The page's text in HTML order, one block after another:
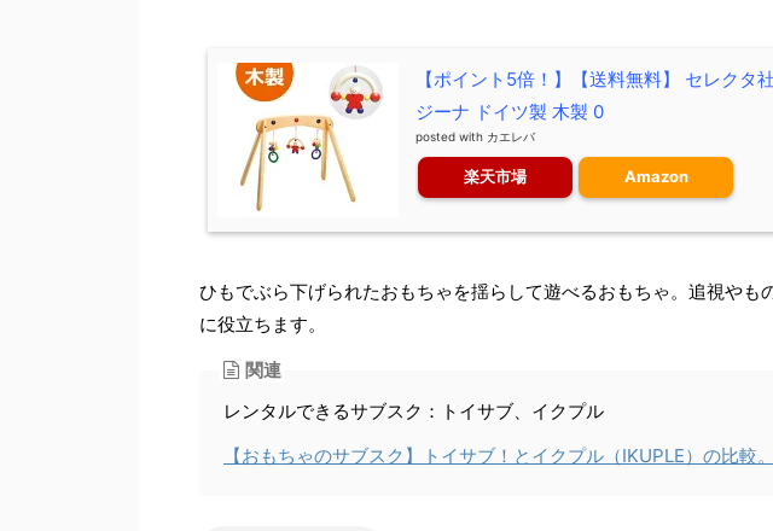
【ポイント5倍！】【送料無料】 セレクタ
ジーナ ドイツ製 木製 0
posted with カエレバ
楽天市場 Amazon
ひもでぶら下げられたおもちゃを揺らして遊べるおもちゃ。追視やも
に役立ちます。
関連
レンタルできるサブスク： トイサブ、 イクプル
【おもちゃのサブスク】トイサブ！とイクプル（IKUPLE）の比較